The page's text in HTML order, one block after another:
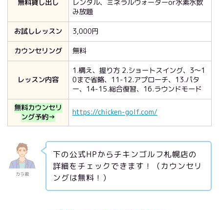
無料貸し出し
レンタル、ミネラルウォーターor水素水飲
み放題
お試しレッスン
3,000円
カウンセリング
無料
レッスン内容
1.構え、握り方 2.ショートスイング、3～1
0まで省略、11-12.アプローチ、13.パタ
ー、14-15.総合復習、16.ラウンドモード
無料カウンセリ
ング予約→
https://chicken-golf.com/
カラ君
下の公式HPからチキンゴルフ札幌店の
詳細をチェックできます！（カウンセリ
ングは無料！）